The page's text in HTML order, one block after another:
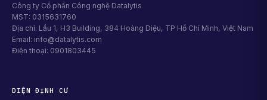
Công ty Cổ phần Công nghệ Datalytis
MST: 0315631760
Địa chỉ: Lầu 1, H3 Building, 384 Hoàng Diệu, TP Hồ Chí Minh, Việt Nam
Email: info@datalytis.com
Điện thoại: 0901803445
DIỆN ĐỊNH CƯ